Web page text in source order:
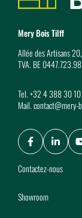
Mery Bois Tilff
Allée des Artisans
TVA. BE
Tel.+32 4 388 30 10
Mail.contact@mery-
Contactez-nous
Showroom